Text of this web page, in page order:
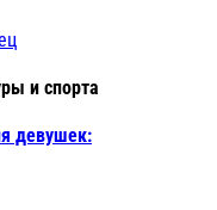
и спорта
девушек: